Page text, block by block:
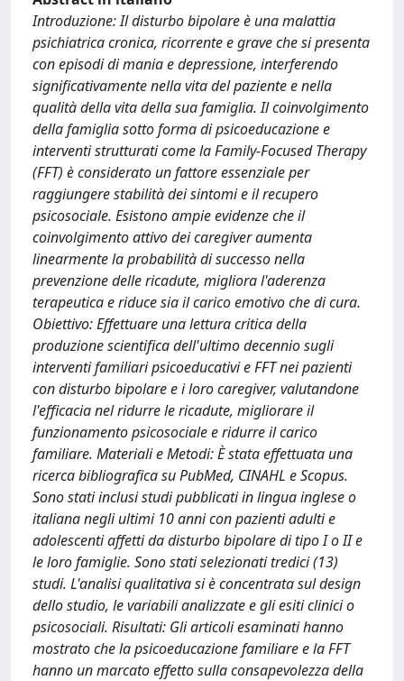
Introduzione: Il disturbo bipolare è una malattia
psichiatrica cronica, ricorrente e grave che si presenta
con episodi di mania e depressione, interferendo
significativamente nella vita del paziente e nella
qualità della vita della sua famiglia. Il coinvolgimento
della famiglia sotto forma di psicoeducazione e
interventi strutturati come la Family-Focused Therapy
(FFT) è considerato un fattore essenziale per
raggiungere stabilità dei sintomi e il recupero
psicosociale. Esistono ampie evidenze che il
coinvolgimento attivo dei caregiver aumenta
linearmente la probabilità di successo nella
prevenzione delle ricadute, migliora l'aderenza
terapeutica e riduce sia il carico emotivo che di cura.
Obiettivo: Effettuare una lettura critica della
produzione scientifica dell'ultimo decennio sugli
interventi familiari psicoeducativi e FFT nei pazienti
con disturbo bipolare e i loro caregiver, valutandone
l'efficacia nel ridurre le ricadute, migliorare il
funzionamento psicosociale e ridurre il carico
familiare. Materiali e Metodi: È stata effettuata una
ricerca bibliografica su PubMed, CINAHL e Scopus.
Sono stati inclusi studi pubblicati in lingua inglese o
italiana negli ultimi 10 anni con pazienti adulti e
adolescenti affetti da disturbo bipolare di tipo I o II e
le loro famiglie. Sono stati selezionati tredici (13)
studi. L'analisi qualitativa si è concentrata sul design
dello studio, le variabili analizzate e gli esiti clinici o
psicosociali. Risultati: Gli articoli esaminati hanno
mostrato che la psicoeducazione familiare e la FFT
hanno un marcato effetto sulla consapevolezza della